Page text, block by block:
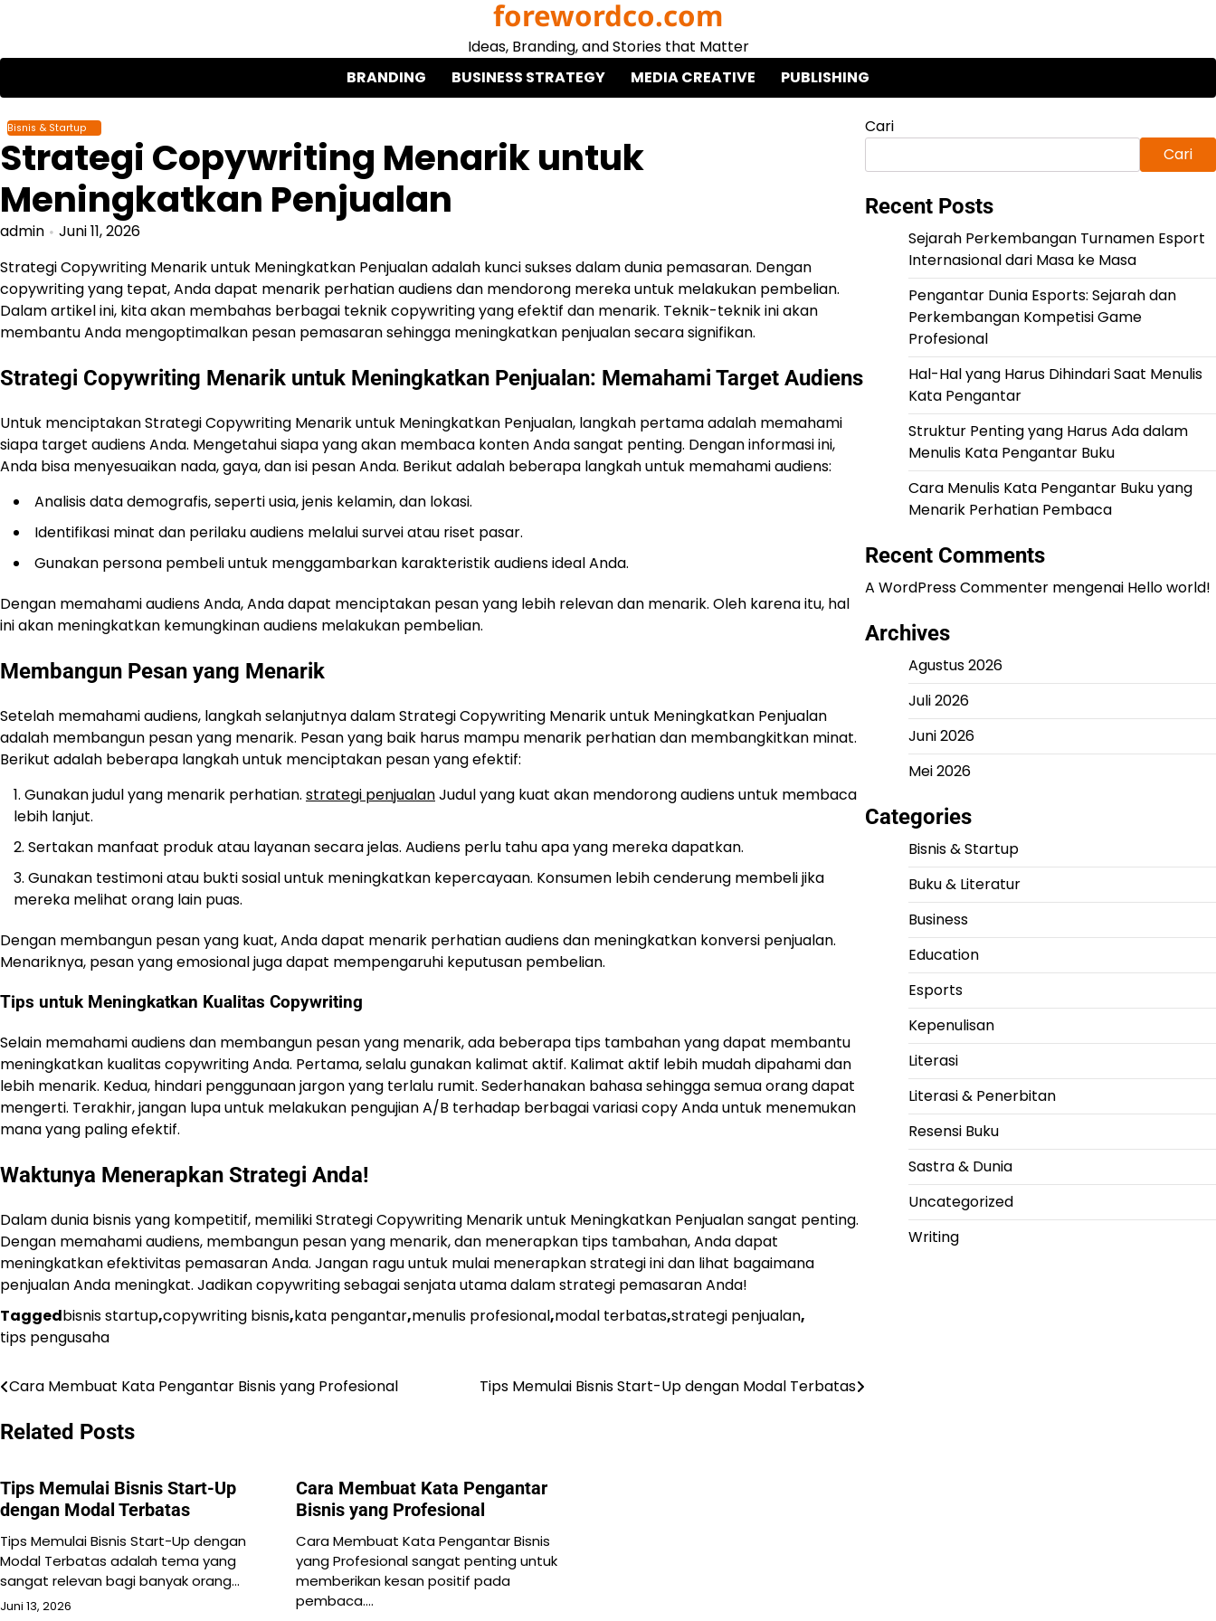
content
forewordco.com
Ideas, Branding, and Stories that Matter
BRANDING
BUSINESS STRATEGY MEDIA CREATIVE PUBLISHING
Bisnis & Startup
Strategi Copywriting Menarik untuk
Meningkatkan Penjualan
admin
Juni 11, 2026
Strategi Copywriting Menarik untuk Meningkatkan Penjualan adalah kunci sukses dalam dunia pemasaran. Dengan
copywriting yang tepat, Anda dapat menarik perhatian audiens dan mendorong mereka untuk melakukan pembelian.
Dalam artikel ini, kita akan membahas berbagai teknik copywriting yang efektif dan menarik. Teknik-teknik ini akan
membantu Anda mengoptimalkan pesan pemasaran sehingga meningkatkan penjualan secara signifikan.
Strategi Copywriting Menarik untuk Meningkatkan Penjualan: Memahami Target Audiens
Untuk menciptakan Strategi Copywriting Menarik untuk Meningkatkan Penjualan, langkah pertama adalah memahami
siapa target audiens Anda. Mengetahui siapa yang akan membaca konten Anda sangat penting. Dengan informasi ini,
Anda bisa menyesuaikan nada, gaya, dan isi pesan Anda. Berikut adalah beberapa langkah untuk memahami audiens:
Analisis data demografis, seperti usia, jenis kelamin, dan lokasi.
Identifikasi minat dan perilaku audiens melalui survei atau riset pasar.
Gunakan persona pembeli untuk menggambarkan karakteristik audiens ideal Anda.
Dengan memahami audiens Anda, Anda dapat menciptakan pesan yang lebih relevan dan menarik. Oleh karena itu, hal
ini akan meningkatkan kemungkinan audiens melakukan pembelian.
Membangun Pesan yang Menarik
Setelah memahami audiens, langkah selanjutnya dalam Strategi Copywriting Menarik untuk Meningkatkan Penjualan
adalah membangun pesan yang menarik. Pesan yang baik harus mampu menarik perhatian dan membangkitkan minat.
Berikut adalah beberapa langkah untuk menciptakan pesan yang efektif:
Gunakan judul yang menarik perhatian. strategi penjualanJudul yang kuat akan mendorong audiens untuk membaca
lebih lanjut.
Sertakan manfaat produk atau layanan secara jelas. Audiens perlu tahu apa yang mereka dapatkan.
Gunakan testimoni atau bukti sosial untuk meningkatkan kepercayaan. Konsumen lebih cenderung membeli jika
mereka melihat orang lain puas.
Dengan membangun pesan yang kuat, Anda dapat menarik perhatian audiens dan meningkatkan konversi penjualan.
Menariknya, pesan yang emosional juga dapat mempengaruhi keputusan pembelian.
Tips untuk Meningkatkan Kualitas Copywriting
Selain memahami audiens dan membangun pesan yang menarik, ada beberapa tips tambahan yang dapat membantu
meningkatkan kualitas copywriting Anda. Pertama, selalu gunakan kalimat aktif. Kalimat aktif lebih mudah dipahami dan
lebih menarik. Kedua, hindari penggunaan jargon yang terlalu rumit. Sederhanakan bahasa sehingga semua orang dapat
mengerti. Terakhir, jangan lupa untuk melakukan pengujian A/B terhadap berbagai variasi copy Anda untuk menemukan
mana yang paling efektif.
Waktunya Menerapkan Strategi Anda!
Dalam dunia bisnis yang kompetitif, memiliki Strategi Copywriting Menarik untuk Meningkatkan Penjualan sangat penting.
Dengan memahami audiens, membangun pesan yang menarik, dan menerapkan tips tambahan, Anda dapat
meningkatkan efektivitas pemasaran Anda. Jangan ragu untuk mulai menerapkan strategi ini dan lihat bagaimana
penjualan Anda meningkat. Jadikan copywriting sebagai senjata utama dalam strategi pemasaran Anda!
Taggedbisnis startup,copywriting bisnis,kata pengantar,menulis profesional,modal terbatas,strategi penjualan,
tips pengusaha
Navigasi
pos
Cara Membuat Kata Pengantar Bisnis yang Profesional Tips Memulai Bisnis Start-Up dengan Modal Terbatas
Related Posts
Tips Memulai Bisnis Start-Up
dengan Modal Terbatas
Tips Memulai Bisnis Start-Up dengan
Modal Terbatas adalah tema yang
sangat relevan bagi banyak orang…
Juni 13, 2026
Cara Membuat Kata Pengantar
Bisnis yang Profesional
Cara Membuat Kata Pengantar Bisnis
yang Profesional sangat penting untuk
memberikan kesan positif pada
pembaca.…
Cari
Cari
Recent Posts
Sejarah Perkembangan Turnamen Esport
Internasional dari Masa ke Masa
Pengantar Dunia Esports: Sejarah dan
Perkembangan Kompetisi Game
Profesional
Hal-Hal yang Harus Dihindari Saat Menulis
Kata Pengantar
Struktur Penting yang Harus Ada dalam
Menulis Kata Pengantar Buku
Cara Menulis Kata Pengantar Buku yang
Menarik Perhatian Pembaca
Recent Comments
A WordPress Commentermengenai Hello world!
Archives
Agustus 2026
Juli 2026
Juni 2026
Mei 2026
Categories
Bisnis & Startup
Buku & Literatur
Business
Education
Esports
Kepenulisan
Literasi
Literasi & Penerbitan
Resensi Buku
Sastra & Dunia
Uncategorized
Writing